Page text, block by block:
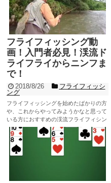
フライフィッシング動
画！入門者必見！渓流ド
ライフライからニンフま
で！
2018/8/26
フライフィッシ
ング
フライフィッシングを始めたばかりの方
や、これからやってみようかなと思って
いる方におすすめの渓流フライフィシン
グの動画を紹介したいと思います。ま
た、フライフィッシングやルアー、餌釣
りで渓流行くよ、なんて方も見ていて十
分面白いと思います。ドライフライから
記事を読む